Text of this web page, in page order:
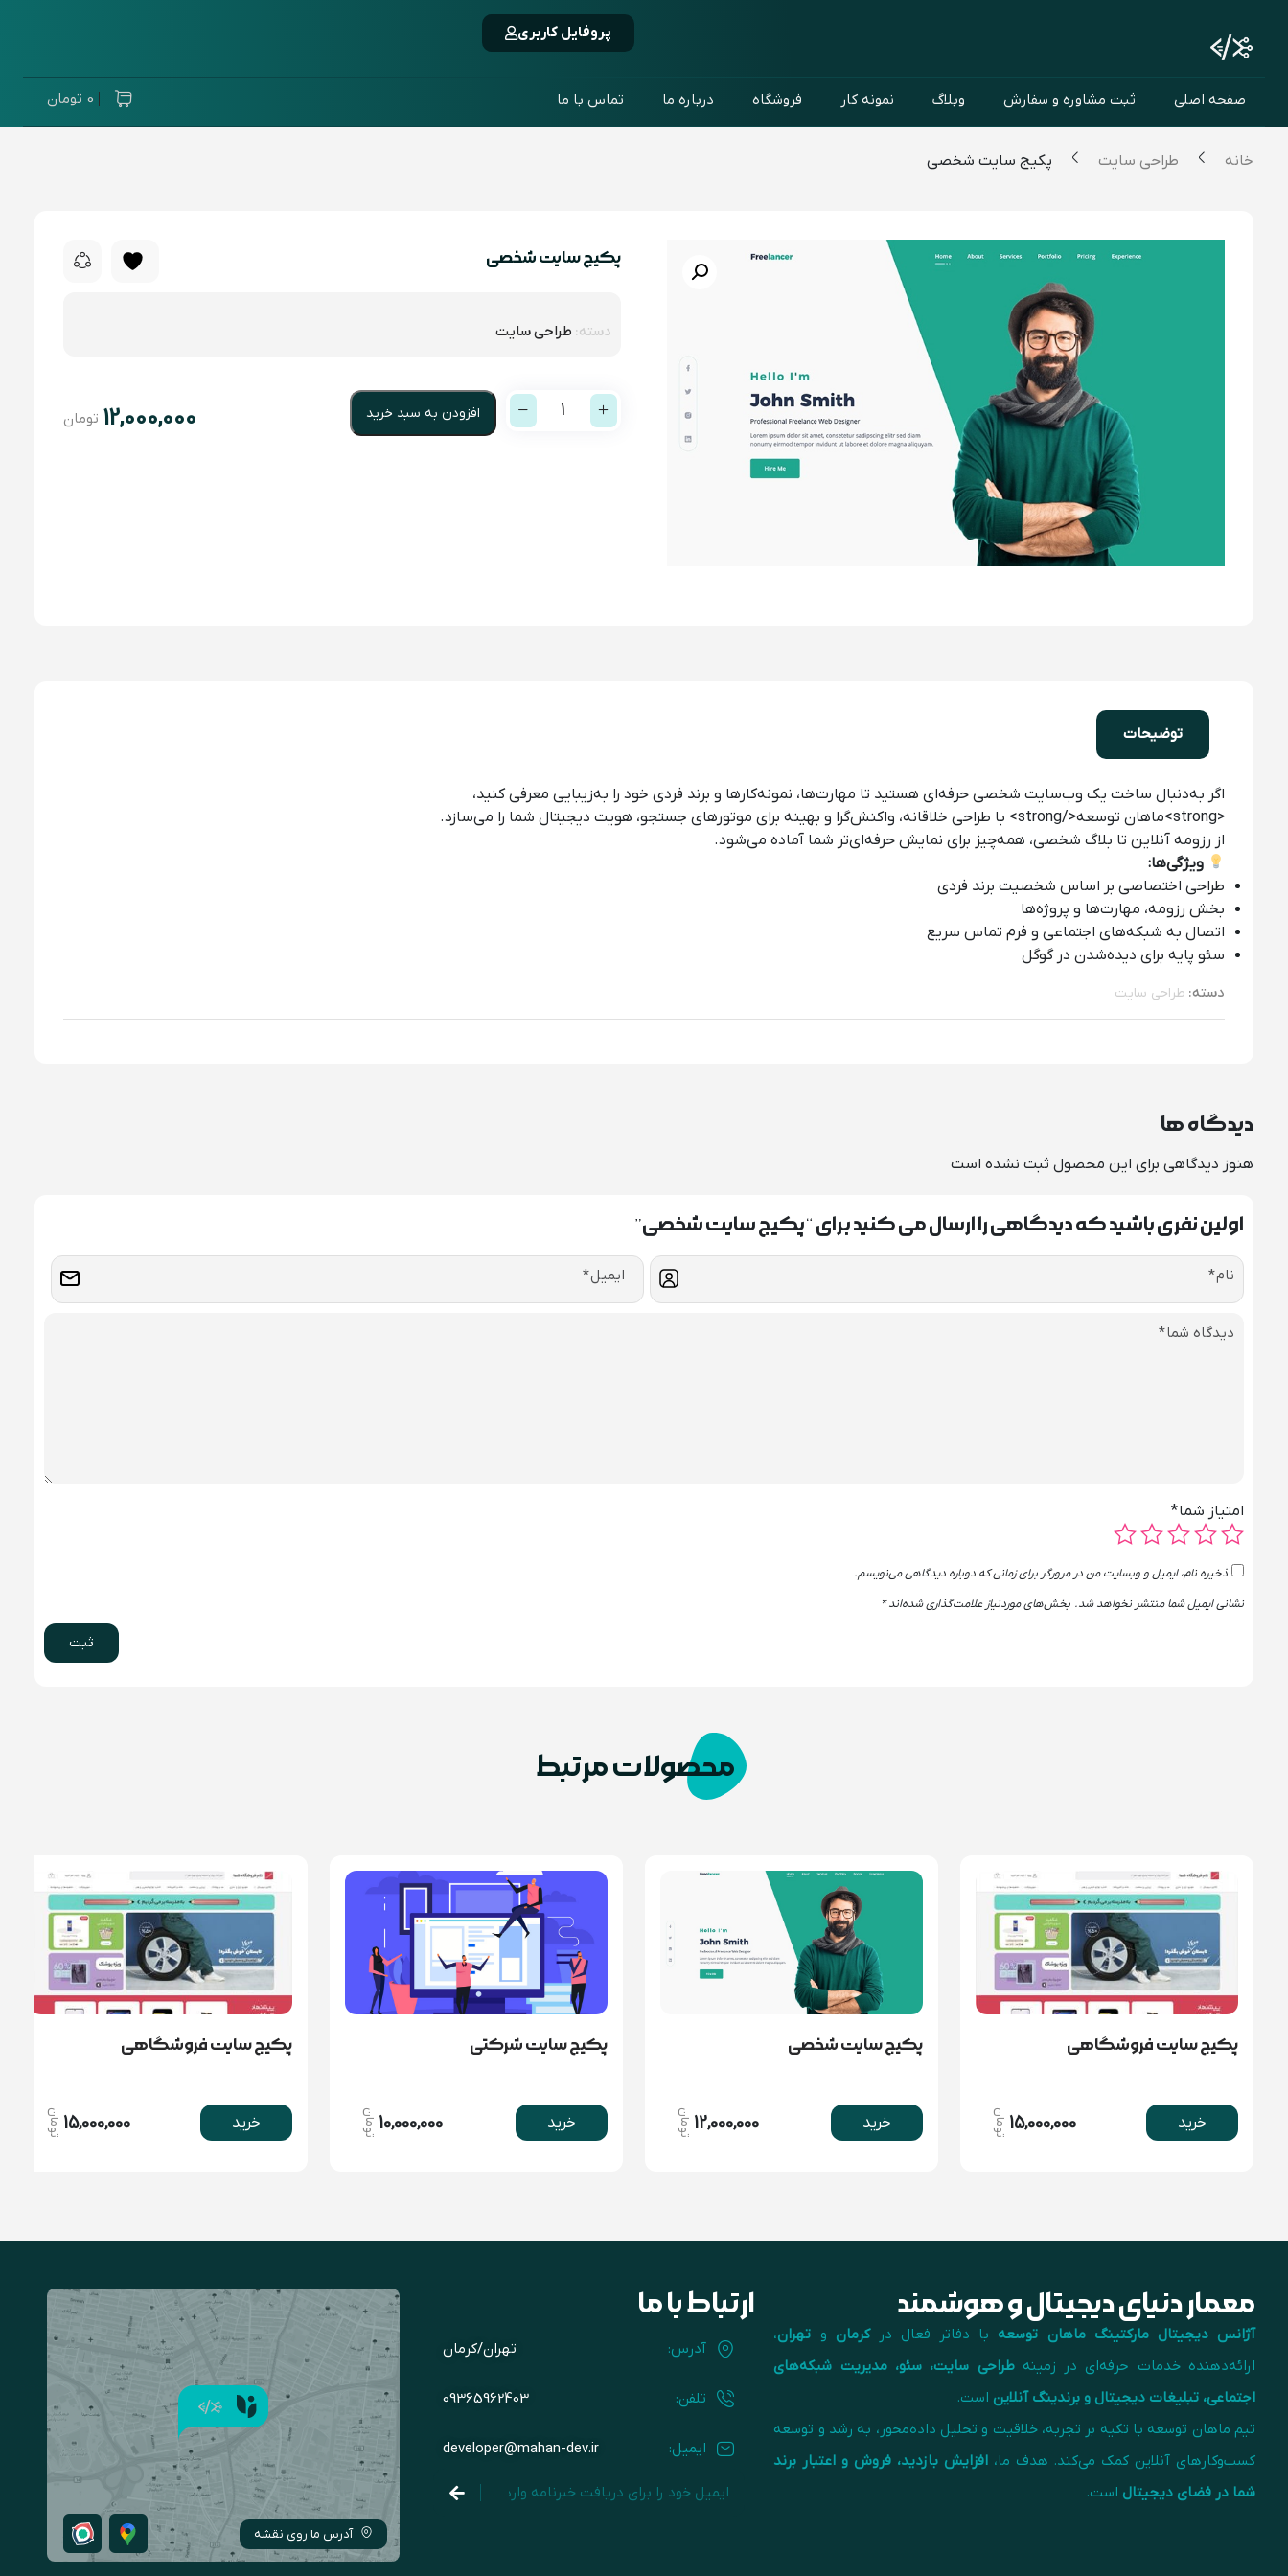
پروفایل کاربری
صفحه اصلی ثبت مشاوره و سفارش وبلاگ نمونه کار فروشگاه درباره ما تماس با ما تومان 0
خانه طراحی سایت پکیج سایت شخصی
پکیج سایت شخصی
دسته: طراحی سایت
1 افزودن به سبد خرید تومان 12,000,000
توضیحات
اگر به‌دنبال ساخت یک وب‌سایت شخصی حرفه‌ای هستید تا مهارت‌ها، نمونه‌کارها و برند فردی خود را به‌زیبایی معرفی کنید،
<strong>ماهان توسعه</strong> با طراحی خلاقانه، واکنش‌گرا و بهینه برای موتورهای جستجو، هویت دیجیتال شما را می‌سازد.
از رزومه آنلاین تا بلاگ شخصی، همه‌چیز برای نمایش حرفه‌ای‌تر شما آماده می‌شود.
ویژگی‌ها:
طراحی اختصاصی بر اساس شخصیت برند فردی
بخش رزومه، مهارت‌ها و پروژه‌ها
اتصال به شبکه‌های اجتماعی و فرم تماس سریع
سئو پایه برای دیده‌شدن در گوگل
دسته: طراحی سایت
دیدگاه ها
هنوز دیدگاهی برای این محصول ثبت نشده است
اولین نفری باشید که دیدگاهی را ارسال می کنید برای “پکیج سایت شخصی”
نشانی ایمیل شما منتشر نخواهد شد. بخش‌های موردنیاز علامت‌گذاری شده‌اند*
امتیاز شما*
دیدگاه شما*
نام* ایمیل*
ذخیره نام، ایمیل و وبسایت من در مرورگر برای زمانی که دوباره دیدگاهی می‌نویسم.
محصولات مرتبط
پکیج سایت فروشگاهی
خرید 15,000,000 تومان
پکیج سایت شخصی
خرید 12,000,000 تومان
پکیج سایت شرکتی
خرید 10,000,000 تومان
پکیج سایت فروشگاهی
خرید 15,000,000 تومان
معمار دنیای دیجیتال و هوشمند
آژانس دیجیتال مارکتینگ ماهان توسعه با دفاتر فعال درکرمان و تهران،
ارائه‌دهنده خدمات حرفه‌ای در زمینهطراحی سایت، سئو، مدیریت شبکه‌های
اجتماعی، تبلیغات دیجیتال و برندینگ آنلاین است.
تیم ماهان توسعه با تکیه بر تجربه، خلاقیت و تحلیل داده‌محور، به رشد و توسعه
کسب‌وکارهای آنلاین کمک می‌کند. هدف ما،افزایش بازدید، فروش و اعتبار برند
شما در فضای دیجیتال است.
ارتباط با ما
آدرس:
تلفن:
ایمیل:
تهران/کرمان
09365962403
developer@mahan-dev.ir
آدرس ما روی نقشه